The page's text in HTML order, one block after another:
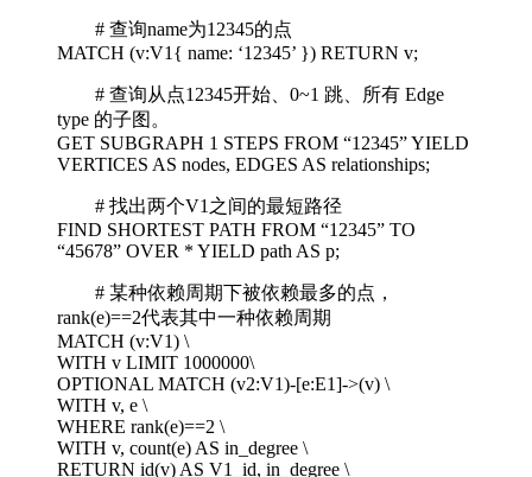
# 查询name为12345的点
MATCH (v:V1{ name: ‘12345’ }) RETURN v;
# 查询从点12345开始、0~1 跳、所有 Edge
type 的子图。
GET SUBGRAPH 1 STEPS FROM “12345” YIELD
VERTICES AS nodes, EDGES AS relationships;
# 找出两个V1之间的最短路径
FIND SHORTEST PATH FROM “12345” TO
“45678” OVER * YIELD path AS p;
# 某种依赖周期下被依赖最多的点，
rank(e)==2代表其中一种依赖周期
MATCH (v:V1) \
WITH v LIMIT 1000000\
OPTIONAL MATCH (v2:V1)-[e:E1]->(v) \
WITH v, e \
WHERE rank(e)==2 \
WITH v, count(e) AS in_degree \
RETURN id(v) AS V1_id, in_degree \